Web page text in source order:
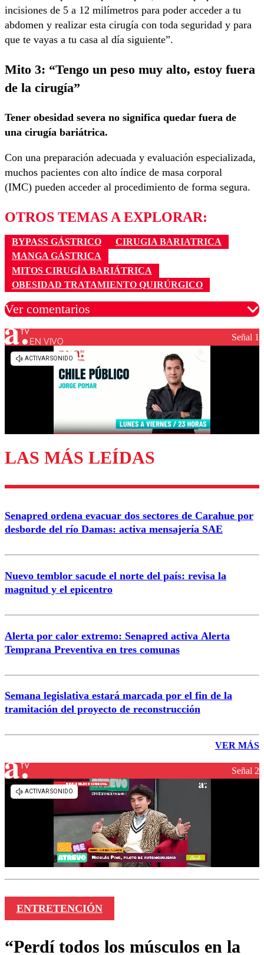
incisiones de 5 a 12 milímetros para poder acceder a tu
abdomen y realizar esta cirugía con toda seguridad y para
que te vayas a tu casa al día siguiente”.
Mito 3: “Tengo un peso muy alto, estoy fuera
de la cirugía”
Tener obesidad severa no significa quedar fuera de
una cirugía bariátrica.
Con una preparación adecuada y evaluación especializada,
muchos pacientes con alto índice de masa corporal
(IMC) pueden acceder al procedimiento de forma segura.
OTROS TEMAS A EXPLORAR:
BYPASS GÁSTRICO
CIRUGIA BARIATRICA
MANGA GÁSTRICA
MITOS CIRUGÍA BARIÁTRICA
OBESIDAD TRATAMIENTO QUIRÚRGICO
Ver comentarios
Los comentarios son moderados para garantizar un
diálogo respetuoso.
Enviar comentario
EN VIVO Señal 1
LAS MÁS LEÍDAS
Senapred ordena evacuar dos sectores de Carahue por
desborde del río Damas: activa mensajería SAE
Nuevo temblor sacude el norte del país: revisa la
magnitud y el epicentro
Alerta por calor extremo: Senapred activa Alerta
Temprana Preventiva en tres comunas
Semana legislativa estará marcada por el fin de la
tramitación del proyecto de reconstrucción
VER MÁS
Señal 2
ENTRETENCIÓN
“Perdí todos los músculos en la